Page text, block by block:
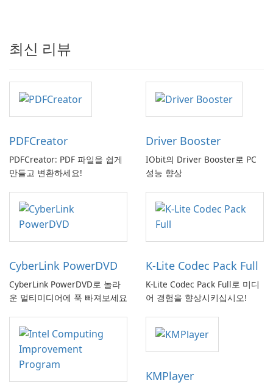
최신 리뷰
PDFCreator
PDFCreator: PDF 파일을 쉽게
만들고 변환하세요!
Driver Booster
IObit의 Driver Booster로 PC
성능 향상
CyberLink PowerDVD
CyberLink PowerDVD로 놀라
운 멀티미디어에 푹 빠져보세요
K-Lite Codec Pack Full
K-Lite Codec Pack Full로 미디
어 경험을 향상시키십시오!
KMPlayer